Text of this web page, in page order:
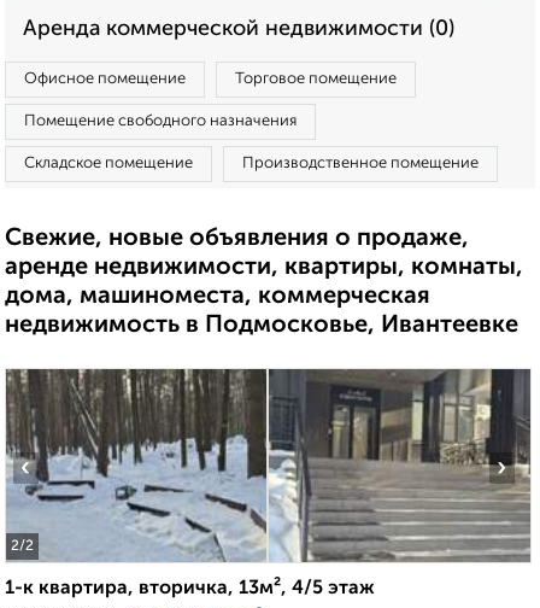
Аренда коммерческой недвижимости (0)
Офисное помещение Торговое помещение
Помещение свободного назначения
Складское помещение Производственное помещение
Свежие, новые объявления о продаже,
аренде недвижимости, квартиры, комнаты,
дома, машиноместа, коммерческая
недвижимость в Подмосковье, Ивантеевке
2/2
‹ ›
1-к квартира, вторичка, 13м², 4/5 этаж